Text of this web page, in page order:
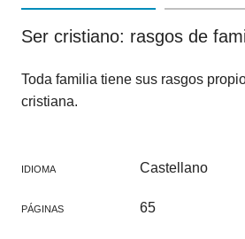
Ser cristiano: rasgos de
Toda familia tiene sus rasgos
cristiana.
IDIOMA Castellano
PÁGINAS 65